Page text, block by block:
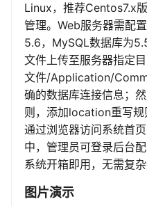
Linux，推荐Centos7.x
管理。Web服务器需配
5.6，MySQL数据库为
文件上传至服务器指定
文件/Application/
确的数据库连接信息；
则，添加location重写规
通过浏览器访问系统首
中，管理员可登录后台
系统开箱即用，无需复杂
图片演示